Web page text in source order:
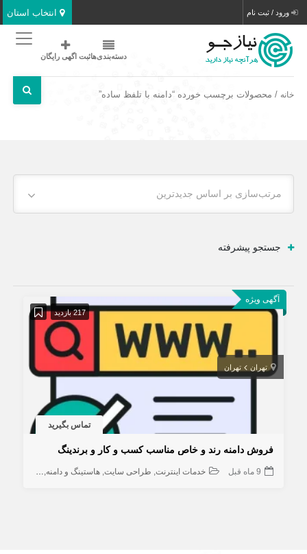
انتخاب استان ورود / ثبت نام
دسته‌بندی‌هاثبت اگهی رایگان
خانه / محصولات برچسب خورده “دامنه با تلفظ ساده”
مرتب‌سازی بر اساس جدیدترین
جستجو پیشرفته
آگهی ویژه
217 بازدید
تهران تهران
تماس بگیرید
فروش دامنه رند و خاص مناسب کسب و کار و برندینگ
9 ماه قبل خدمات اینترنت طراحی سایت هاستینگ و دامنه کامپیوتر و